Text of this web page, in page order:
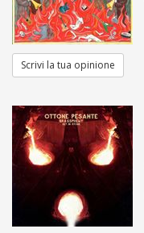
Scrivi la tua opinione